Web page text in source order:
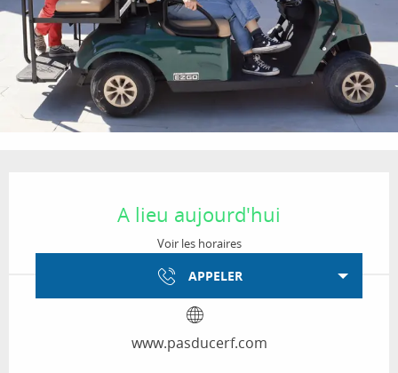
A lieu aujourd'hui
Voir les horaires
APPELER
www.pasducerf.com